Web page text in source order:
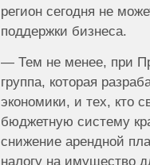
регион сегодня не
поддержки бизнеса.
— Тем не менее, при
группа, которая
экономики, и тех, кто
бюджетную систему
снижение арендной
налогу на имущество